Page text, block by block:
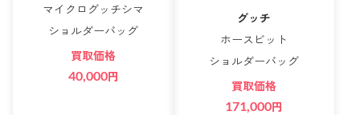
マイクログッチシマ
ショルダーバッグ
買取価格
40,000円
グッチ
ホースビット
ショルダーバッグ
買取価格
171,000円